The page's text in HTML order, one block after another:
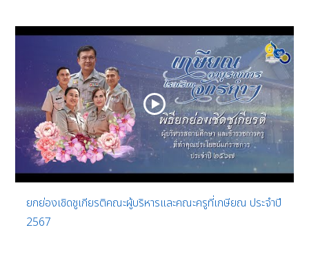
ยกย่องเชิดชูเกียรติคณะผู้บริหารและคณะครูที่เกษียณ ประจำปี
2567